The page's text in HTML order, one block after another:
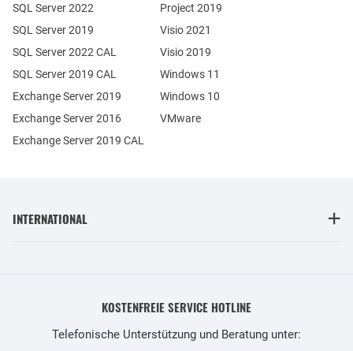
Exchange Server 2019
Exchange Server 2016
SQL Server 2022
SQL Server 2019
SQL Server 2022 CAL
SQL Server 2019 CAL
Exchange Server 2019 CAL
Project 2019
Visio 2021
Visio 2019
Windows 11
Windows 10
VMware
INTERNATIONAL
KOSTENFREIE SERVICE HOTLINE
Telefonische Unterstützung und Beratung unter: